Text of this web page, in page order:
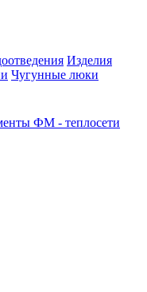
Изделия
Чугунные люки
ФМ - теплосети